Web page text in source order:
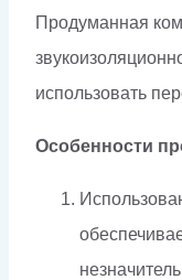
Продуманная
использовать
Особенности